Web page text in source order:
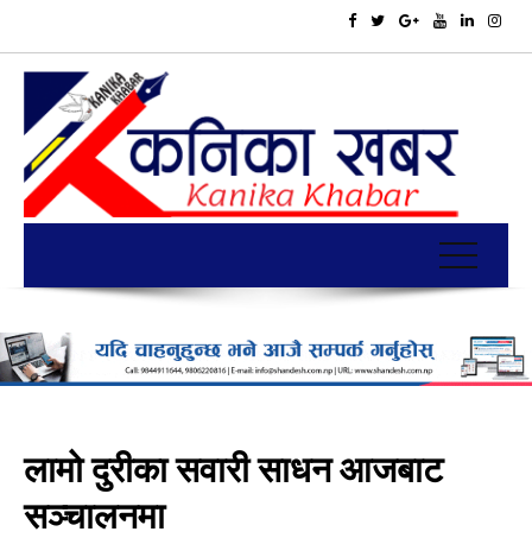
लामो दुरीका सवारी साधन आजबाट
सञ्चालनमा